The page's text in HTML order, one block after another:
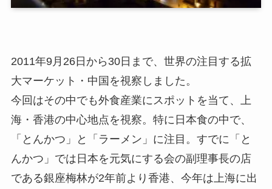
2011年9月26日から30日まで、世界の注目する拡
大マーケット・中国を視察しました。
今回はその中でも外食産業にスポットを当て、上
海・香港の中心地点を視察。特に日本食の中で、
「とんかつ」と「ラーメン」に注目。すでに「と
んかつ」では日本を元気にする会の副理事長の店
である銀座梅林が2年前より香港、今年は上海に出